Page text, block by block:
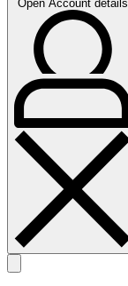
Open Account details